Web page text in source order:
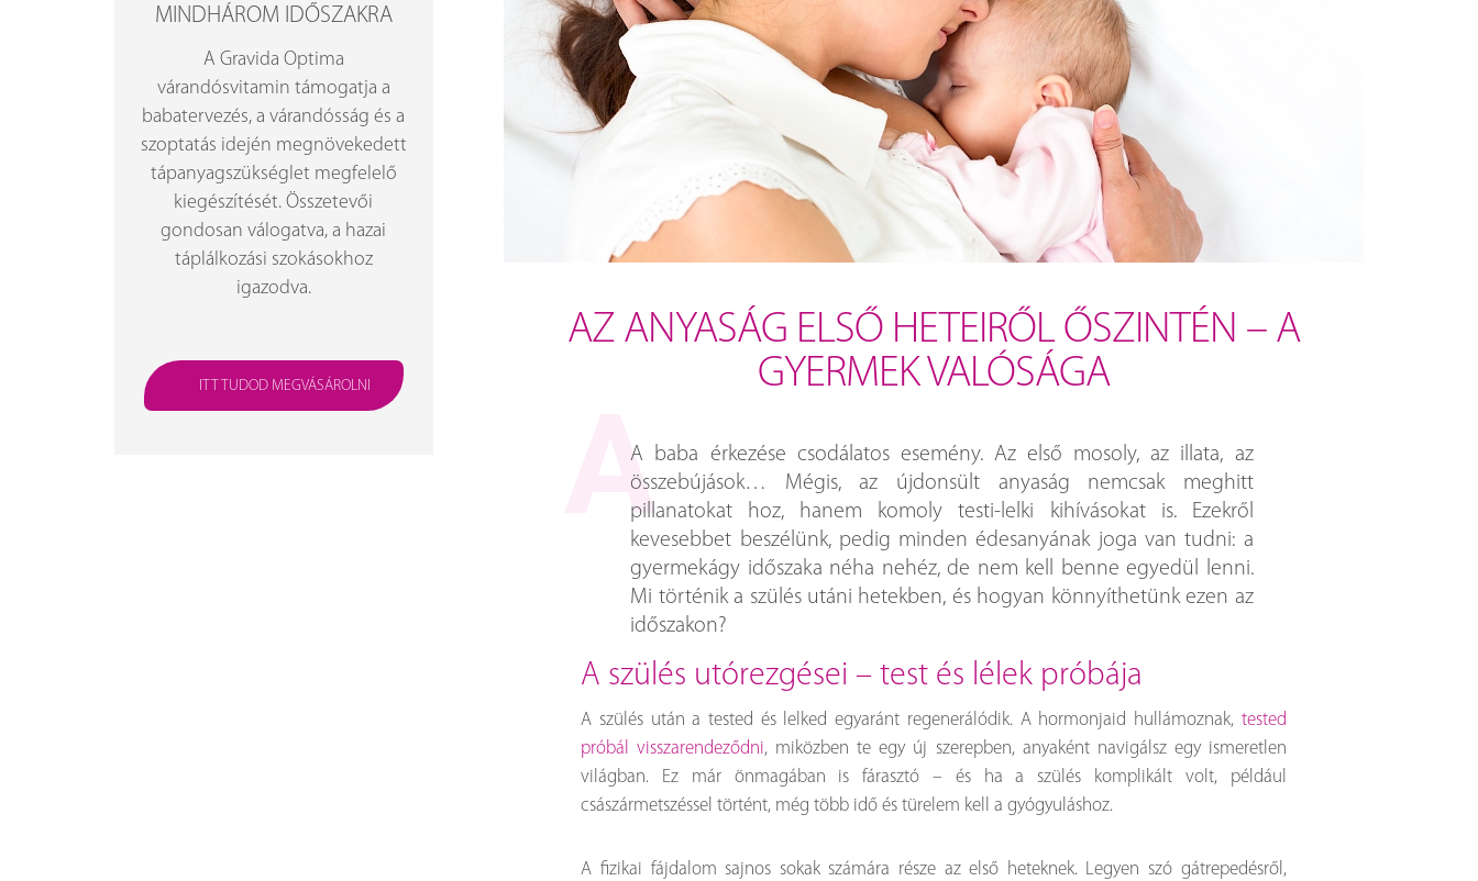
AZ ANYASÁG ELSŐ HETEIRŐL ŐSZINTÉN – A
GYERMEK VALÓSÁGA
A baba érkezése csodálatos esemény. Az első mosoly, az illata, az
összebújások… Mégis, az újdonsült anyaság nemcsak meghitt
pillanatokat hoz, hanem komoly testi-lelki kihívásokat is. Ezekről
kevesebbet beszélünk, pedig minden édesanyának joga van tudni: a
gyermekágy időszaka néha nehéz, de nem kell benne egyedül lenni.
Mi történik a szülés utáni hetekben, és hogyan könnyíthetünk ezen az
időszakon?
a szülés utórezgései – test és lélek próbája
A szülés után a tested és lelked egyaránt regenerálódik. A hormonjaid hullámoznak, tested
próbál visszarendeződni, miközben te egy új szerepben, anyaként navigálsz egy ismeretlen
világban. Ez már önmagában is fárasztó – és ha a szülés komplikált volt, például
császármetszéssel történt, még több idő és türelem kell a gyógyuláshoz.
A fizikai fájdalom sajnos sokak számára része az első heteknek. Legyen szó gátrepedésről,
MINDHÁROM IDŐSZAKRA
A Gravida Optima
várandósvitamin támogatja a
babatervezés, a várandósság és a
szoptatás idején megnövekedett
tápanyagszükséglet megfelelő
kiegészítését. Összetevői
gondosan válogatva, a hazai
táplálkozási szokásokhoz
igazodva.
ITT TUDOD MEGVÁSÁROLNI